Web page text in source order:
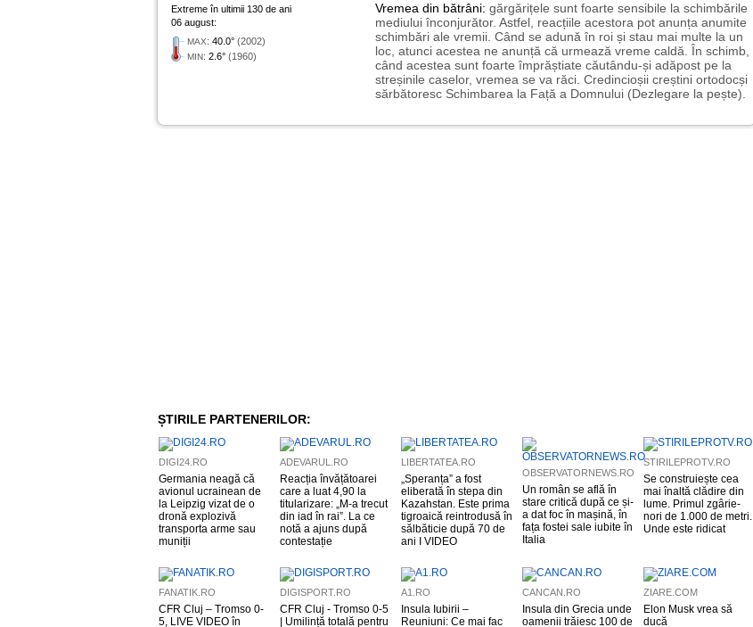
Extreme în ultimii 130 de ani
06 august:
MAX: 40.0° (2002)
MIN: 2.6° (1960)
Vremea din bătrâni: gărgărițele sunt foarte sensibile la schimbările
mediului înconjurător. Astfel, reacțiile acestora pot anunța anumite
schimbări ale vremii. Când se adună în roi și stau mai multe la un
loc, atunci acestea ne anunță că urmează vreme caldă. În schimb,
când acestea sunt foarte împrăștiate căutându-și adăpost pe la
streșinile caselor, vremea se va răci. Credincioșii creștini ortodocși
sărbătoresc Schimbarea la Față a Domnului (Dezlegare la pește).
ȘTIRILE PARTENERILOR:
DIGI24.RO
Germania neagă că
avionul ucrainean de
la Leipzig vizat de o
dronă explozivă
transporta arme sau
muniții
ADEVARUL.RO
Reacția învățătoarei
care a luat 4,90 la
titularizare: „M-a trecut
din iad în rai”. La ce
notă a ajuns după
contestație
LIBERTATEA.RO
„Speranța” a fost
eliberată în stepa din
Kazahstan. Este prima
tigroaică reintrodusă în
sălbăticie după 70 de
ani I VIDEO
OBSERVATORNEWS.RO
Un român se află în
stare critică după ce și-
a dat foc în mașină, în
fața fostei sale iubite în
Italia
STIRILEPROTV.RO
Se construiește cea
mai înaltă clădire din
lume. Primul zgârie-
nori de 1.000 de metri.
Unde este ridicat
FANATIK.RO
CFR Cluj – Tromso 0-
5, LIVE VIDEO în
DIGISPORT.RO
CFR Cluj - Tromso 0-5
| Umilință totală pentru
A1.RO
Insula Iubirii –
Reuniuni: Ce mai fac
CANCAN.RO
Insula din Grecia unde
oamenii trăiesc 100 de
ZIARE.COM
Elon Musk vrea să
ducă